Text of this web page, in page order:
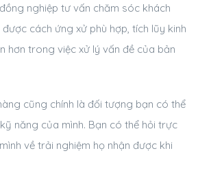
nghiệp tư vấn chăm sóc khách
cách ứng xử phù hợp, tích lũy kinh
hơn trong việc xử lý vấn đề của bản
cũng chính là đối tượng bạn có thể
năng của mình. Bạn có thể hỏi trực
về trải nghiệm họ nhận được khi